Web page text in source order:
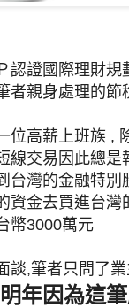
認證國際理財規
者親身處理的節
位高薪上班族 ,
線交易因此總是
台灣的金融特別
資金去買進台灣
幣3000萬元
談,筆者只問了
年因為這